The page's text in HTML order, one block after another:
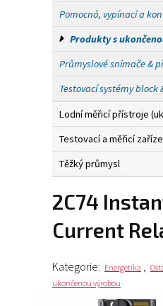
Pomocná, vypínací a
Produkty s
Průmyslové snímače &
Testovací systémy block
Lodní měřicí přístroje
Testovací a měřicí
Těžký průmysl
2C74 Instantaneous
Current
Kategorie: Energetika ,
ukončenou výrobou